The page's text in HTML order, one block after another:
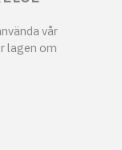
vår
lagen om